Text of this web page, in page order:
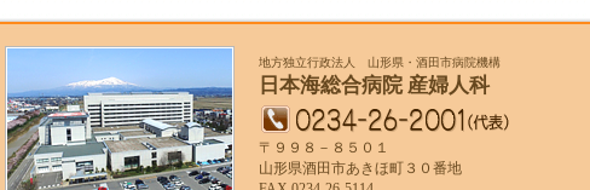
地方独立行政法人 山形県・酒田市病院機構
日本海総合病院 産婦人科
〒９９８－８５０１
山形県酒田市あきほ町３０番地